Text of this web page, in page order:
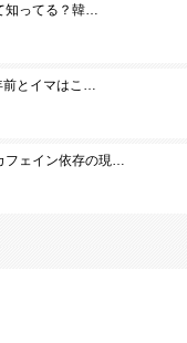
知ってる？韓…
前とイマはこ…
フェイン依存の現…